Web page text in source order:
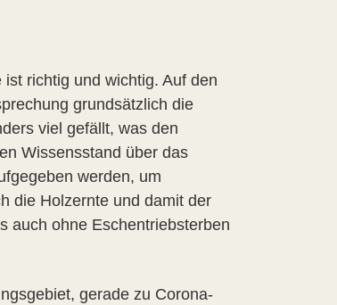
richtig und wichtig. Auf den
grundsätzlich die
viel gefällt, was den
Wissensstand über das
werden, um
die Holzernte und damit der
auch ohne Eschentriebsterben
gerade zu Corona-